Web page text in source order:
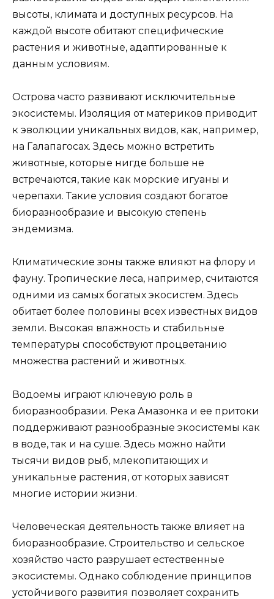
высоты, климата и доступных ресурсов. На
каждой высоте обитают специфические
растения и животные, адаптированные к
данным условиям.
Острова часто развивают исключительные
экосистемы. Изоляция от материков приводит
к эволюции уникальных видов, как, например,
на Галапагосах. Здесь можно встретить
животные, которые нигде больше не
встречаются, такие как морские игуаны и
черепахи. Такие условия создают богатое
биоразнообразие и высокую степень
эндемизма.
Климатические зоны также влияют на флору и
фауну. Тропические леса, например, считаются
одними из самых богатых экосистем. Здесь
обитает более половины всех известных видов
земли. Высокая влажность и стабильные
температуры способствуют процветанию
множества растений и животных.
Водоемы играют ключевую роль в
биоразнообразии. Река Амазонка и ее притоки
поддерживают разнообразные экосистемы как
в воде, так и на суше. Здесь можно найти
тысячи видов рыб, млекопитающих и
уникальные растения, от которых зависят
многие истории жизни.
Человеческая деятельность также влияет на
биоразнообразие. Строительство и сельское
хозяйство часто разрушает естественные
экосистемы. Однако соблюдение принципов
устойчивого развития позволяет сохранить